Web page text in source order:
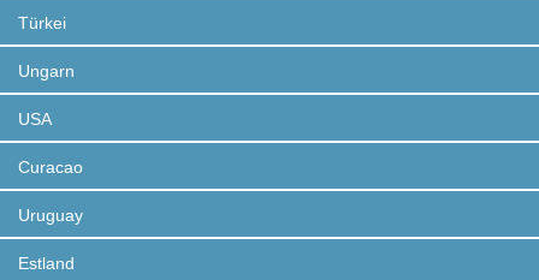
Türkei
Ungarn
USA
Curacao
Uruguay
Estland